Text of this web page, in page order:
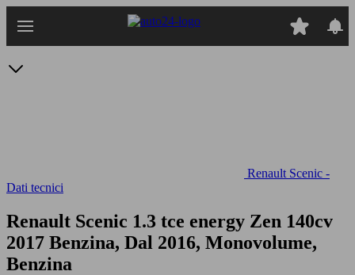
Renault Scenic -
Dati tecnici
Renault Scenic 1.3 tce energy Zen 140cv
2017 Benzina, Dal 2016, Monovolume,
Benzina